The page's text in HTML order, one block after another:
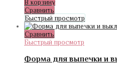
В корзину
Сравнить
Быстрый просмотр
Сравнить
Быстрый просмотр
Форма для выпечки и